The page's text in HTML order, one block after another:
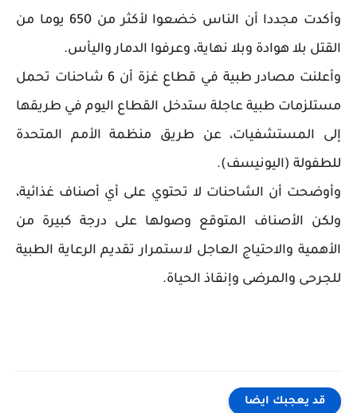
وأكدت مجددا أن الناس خضعوا لأكثر من 650 يوما من
القتل بلا هوادة وبلا نهاية، وعرفوا الدمار واليأس.
وأعلنت مصادر طبية في قطاع غزة أن 6 شاحنات تحمل
مستلزمات طبية عاجلة ستدخل القطاع اليوم في طريقها
إلى المستشفيات، عن طريق منظمة الأمم المتحدة
للطفولة (اليونيسف).
وأوضحت أن الشاحنات لا تحتوي على أي أصناف غذائية،
ولكن الأصناف المتوقع وصولها على درجة كبيرة من
الأهمية والاحتياج العاجل لاستمرار تقديم الرعاية الطبية
للجرحى والمرضى وإنقاذ الحياة.
قد يعجبك ايضا